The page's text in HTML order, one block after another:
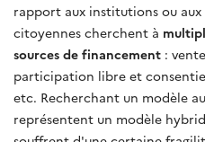
rapport aux institutions ou
citoyennes cherchent à
sources de financement :
participation libre et
etc. Recherchant un modèle
représentent un modèle